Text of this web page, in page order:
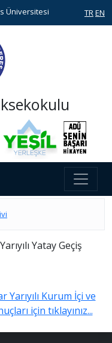
Üniversitesi TR EN
Yatay Geçiş
Kurum İçi ve
için tıklayınız...